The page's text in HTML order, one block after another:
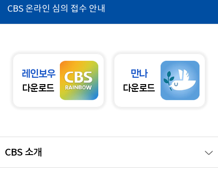
CBS 온라인 심의 접수 안내
레인보우
다운로드
만나
다운로드
CBS 소개
회사소개